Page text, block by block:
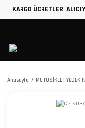
KARGO ÜCRETLERİ
Anasayfa MOTOSİKLET YEDEK